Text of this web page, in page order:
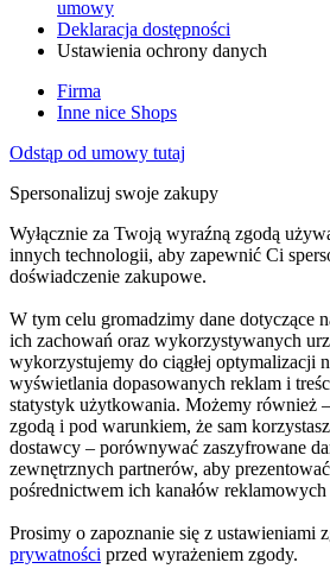
umowy
Deklaracja dostępności
Ustawienia ochrony danych
Firma
Inne nice Shops
Odstąp od umowy tutaj
Spersonalizuj swoje zakupy
Wyłącznie za Twoją wyraźną zgodą
innych technologii, aby zapewnić Ci
doświadczenie zakupowe.
W tym celu gromadzimy dane dotyczące
ich zachowań oraz wykorzystywanych
wykorzystujemy do ciągłej optymalizacji
wyświetlania dopasowanych reklam i
statystyk użytkowania. Możemy również
zgodą i pod warunkiem, że sam
dostawcy – porównywać zaszyfrowane
zewnętrznych partnerów, aby
pośrednictwem ich kanałów
Prosimy o zapoznanie się z ustawieniami
prywatności przed wyrażeniem zgody.